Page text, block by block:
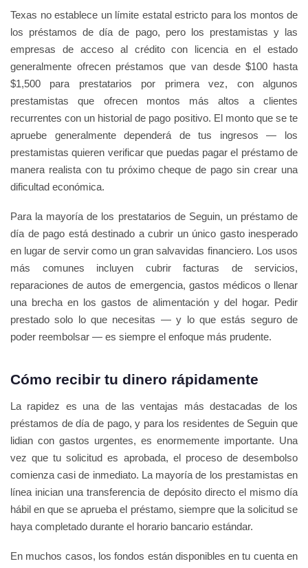
Texas no establece un límite estatal estricto para los montos de
los préstamos de día de pago, pero los prestamistas y las
empresas de acceso al crédito con licencia en el estado
generalmente ofrecen préstamos que van desde $100 hasta
$1,500 para prestatarios por primera vez, con algunos
prestamistas que ofrecen montos más altos a clientes
recurrentes con un historial de pago positivo. El monto que se te
apruebe generalmente dependerá de tus ingresos — los
prestamistas quieren verificar que puedas pagar el préstamo de
manera realista con tu próximo cheque de pago sin crear una
dificultad económica.
Para la mayoría de los prestatarios de Seguin, un préstamo de
día de pago está destinado a cubrir un único gasto inesperado
en lugar de servir como un gran salvavidas financiero. Los usos
más comunes incluyen cubrir facturas de servicios,
reparaciones de autos de emergencia, gastos médicos o llenar
una brecha en los gastos de alimentación y del hogar. Pedir
prestado solo lo que necesitas — y lo que estás seguro de
poder reembolsar — es siempre el enfoque más prudente.
Cómo recibir tu dinero rápidamente
La rapidez es una de las ventajas más destacadas de los
préstamos de día de pago, y para los residentes de Seguin que
lidian con gastos urgentes, es enormemente importante. Una
vez que tu solicitud es aprobada, el proceso de desembolso
comienza casi de inmediato. La mayoría de los prestamistas en
línea inician una transferencia de depósito directo el mismo día
hábil en que se aprueba el préstamo, siempre que la solicitud se
haya completado durante el horario bancario estándar.
En muchos casos, los fondos están disponibles en tu cuenta en